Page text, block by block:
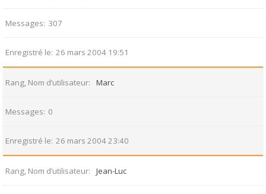
Messages 307
Enregistré le 26 mars 2004 19:51
Rang, Nom d’utilisateur Marc
Messages 0
Enregistré le 26 mars 2004 23:40
Rang, Nom d’utilisateur Jean-Luc